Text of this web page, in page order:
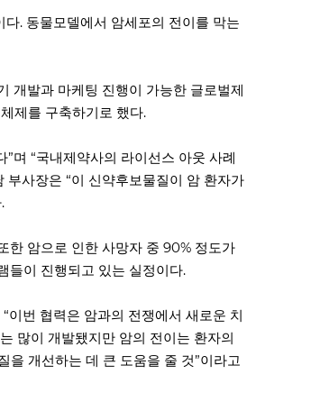
. 동물모델에서 암세포의 전이를 막는
개발과 마케팅 진행이 가능한 글로벌제
제를 구축하기로 했다.
며 “국내제약사의 라이선스 아웃 사례
사장은 “이 신약후보물질이 암 환자가
한 암으로 인한 사망자 중 90% 정도가
들이 진행되고 있는 실정이다.
이번 협력은 암과의 전쟁에서 새로운 치
많이 개발됐지만 암의 전이는 환자의
개선하는 데 큰 도움을 줄 것”이라고